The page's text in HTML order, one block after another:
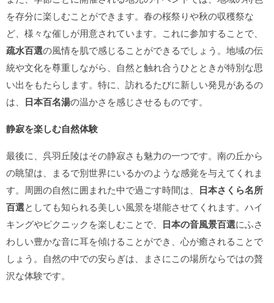
を存分に楽しむことができます。春の桜祭りや秋の収穫祭な
ど、様々な催しが用意されています。これに参加することで、
疏水百選の風情を肌で感じることができるでしょう。地域の伝
統や文化を尊重しながら、自然と触れ合うひとときが特別な思
い出をもたらします。特に、訪れるたびに新しい発見があるの
は、 日本百名湯の温かさを感じさせるものです。
静寂を楽しむ自然体験
最後に、呉羽丘陵はその静寂さも魅力の一つです。南の丘から
の眺望は、まるで別世界にいるかのような感覚を与えてくれま
す。周囲の自然に囲まれた中で過ごす時間は、 日本さくら名所
百選としても知られる美しい風景を堪能させてくれます。ハイ
キングやピクニックを楽しむことで、 日本の音風景百選にふさ
わしい豊かな音に耳を傾けることができ、心が癒されることで
しょう。自然の中での安らぎは、まさにこの場所ならではの贅
沢な体験です。